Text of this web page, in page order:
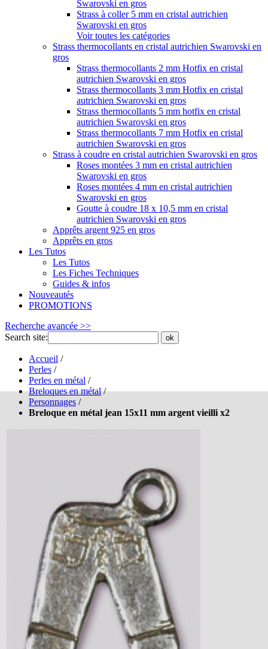
Swarovski en gros
Strass à coller 5 mm en cristal autrichien
Swarovski en gros
Voir toutes les catégories
Strass thermocollants en cristal autrichien Swarovski en
gros
Strass thermocollants 2 mm Hotfix en cristal
autrichien Swarovski en gros
Strass thermocollants 3 mm Hotfix en cristal
autrichien Swarovski en gros
Strass thermocollants 5 mm hotfix en cristal
autrichien Swarovski en gros
Strass thermocollants 7 mm Hotfix en cristal
autrichien Swarovski en gros
Strass à coudre en cristal autrichien Swarovski en gros
Roses montées 3 mm en cristal autrichien
Swarovski en gros
Roses montées 4 mm en cristal autrichien
Swarovski en gros
Goutte à coudre 18 x 10,5 mm en cristal
autrichien Swarovski en gros
Apprêts argent 925 en gros
Apprêts en gros
Les Tutos
Les Tutos
Les Fiches Techniques
Guides & infos
Nouveautés
PROMOTIONS
Recherche avancée >>
Search site:
ok
Accueil /
Perles /
Perles en métal /
Breloques en métal /
Personnages /
Breloque en métal jean 15x11 mm argent vieilli x2